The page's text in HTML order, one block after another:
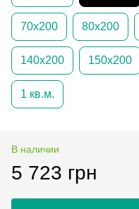
70х200 80х200
140х200 150х200
1 кв.м.
В наличии
5 723 грн